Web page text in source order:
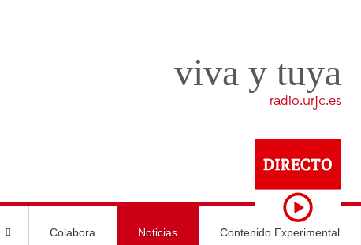
viva y tuya
radio.urjc.es
Colabora Noticias Contenido Experimental